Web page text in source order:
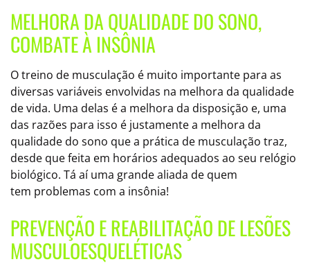
MELHORA DA QUALIDADE DO SONO,
COMBATE À INSÔNIA
O treino de musculação é muito importante para as
diversas variáveis envolvidas na melhora da qualidade
de vida. Uma delas é a melhora da disposição e, uma
das razões para isso é justamente a melhora da
qualidade do sono que a prática de musculação traz,
desde que feita em horários adequados ao seu relógio
biológico. Tá aí uma grande aliada de quem
tem problemas com a insônia!
PREVENÇÃO E REABILITAÇÃO DE LESÕES
MUSCULOESQUELÉTICAS